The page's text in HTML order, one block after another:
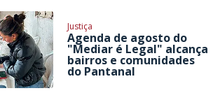
Justiça
Agenda de agosto do
"Mediar é Legal" alcança
bairros e comunidades
do Pantanal